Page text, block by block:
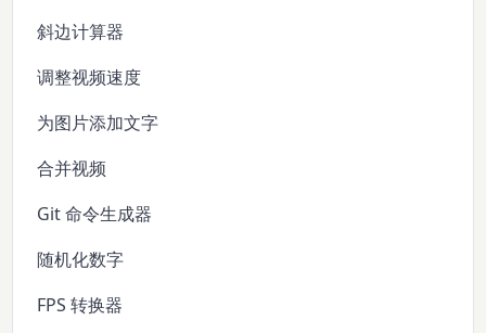
斜边计算器
调整视频速度
为图片添加文字
合并视频
Git 命令生成器
随机化数字
FPS 转换器